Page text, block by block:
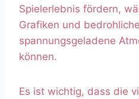
Spielerlebnis fördern,
Grafiken und
spannungsgeladene
können.
Es ist wichtig, dass die